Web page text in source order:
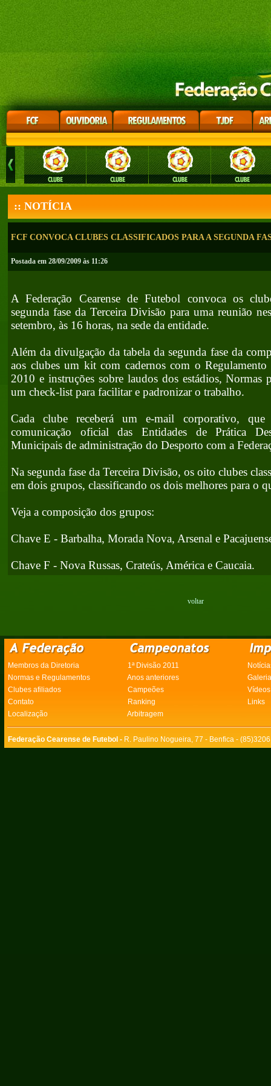
:: NOTÍCIA
FCF CONVOCA CLUBES CLASSIFICADOS PARA A SEGUNDA
Postada em 28/09/2009 às 11:26
A Federação Cearense de Futebol convoca os
segunda fase da Terceira Divisão para uma reunião
setembro, às 16 horas, na sede da entidade.
Além da divulgação da tabela da segunda fase da
aos clubes um kit com cadernos com o Regulamento
2010 e instruções sobre laudos dos estádios, Normas
um check-list para facilitar e padronizar o trabalho.
Cada clube receberá um e-mail corporativo,
comunicação oficial das Entidades de Prática
Municipais de administração do Desporto com a
Na segunda fase da Terceira Divisão, os oito clubes
em dois grupos, classificando os dois melhores para o
Veja a composição dos grupos:
Chave E - Barbalha, Morada Nova, Arsenal e
Chave F - Nova Russas, Crateús, América e Caucaia.
voltar
Membros da Diretoria 1ª Divisão 2011
Normas e Regulamentos
Anos anteriores
Clubes afiliados
Campeões
Vídeos
Contato
Ranking
Links
Localização
Arbitragem
Federação Cearense de Futebol - R. Paulino Nogueira, 77 - Benfica -